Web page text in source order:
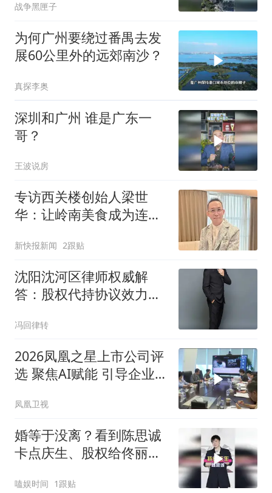
战争黑匣子
为何广州要绕过番禺去发
展60公里外的远郊南沙？
真探李奥
深圳和广州 谁是广东一
哥？
王波说房
专访西关楼创始人梁世
华：让岭南美食成为连接
桥梁
新快报新闻 2跟贴
沈阳沈河区律师权威解
答：股权代持协议效力认
冯回律转
2026凤凰之星上市公司评
选 聚焦AI赋能 引导企业
凤凰卫视
婚等于没离？看到陈思诚
卡点庆生、股权给佟丽
嗑娱时间 1跟贴